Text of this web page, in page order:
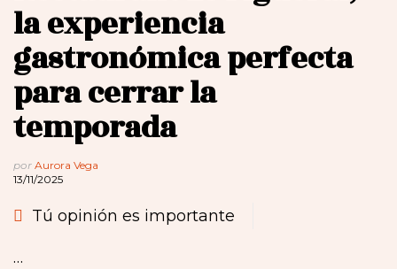
la experiencia
gastronómica perfecta
para cerrar la
temporada
por Aurora Vega
13/11/2025
Tú opinión es importante
…